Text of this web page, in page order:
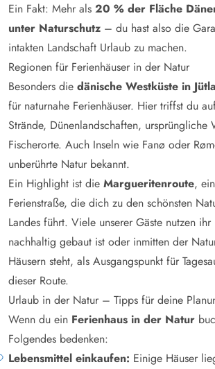
Ein Fakt: Mehr als 20 % der Fläche
unter Naturschutz – du hast also die
intakten Landschaft Urlaub zu machen.
Regionen für Ferienhäuser in der Natur
Besonders die dänische Westküste in
für naturnahe Ferienhäuser. Hier triffst du
Strände, Dünenlandschaften, ursprüngliche
Fischerorte. Auch Inseln wie Fanø oder
unberührte Natur bekannt.
Ein Highlight ist die Margueritenroute,
Ferienstraße, die dich zu den schönsten
Landes führt. Viele unserer Gäste nutzen
nachhaltig gebaut ist oder inmitten der
Häusern steht, als Ausgangspunkt für
dieser Route.
Urlaub in der Natur – Tipps für deine
Wenn du ein Ferienhaus in der Natur
Folgendes bedenken:
Lebensmittel einkaufen: Einige Häuser